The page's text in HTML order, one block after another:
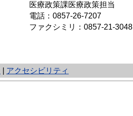
医療政策課医療政策担当
電話： 0857-26-7207
ファクシミリ：0857-21-3048
アクセシビリティ